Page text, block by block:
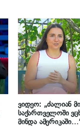
ვიდეო: „ძალიან
საქართველოში
მინდა